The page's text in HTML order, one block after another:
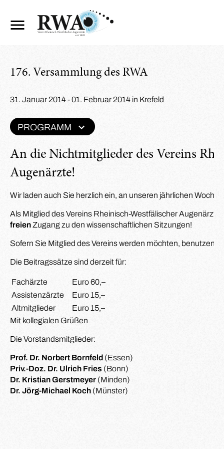
176. Versammlung des RWA
An die Nichtmitglieder des Vereins
Augenärzte!
Wir laden auch Sie herzlich ein, an unseren jährlichen
Als Mitglied des Vereins Rheinisch-Westfälischer
freien Zugang zu den wissenschaftlichen Sitzungen!
Sofern Sie Mitglied des Vereins werden möchten, benutzen
Die Beitragssätze sind derzeit für:
Fachärzte
Euro 60,–
Assistenzärzte
Euro 15,–
Altmitglieder
Euro 15,–
Mit kollegialen Grüßen
Die Vorstandsmitglieder:
Prof. Dr. Norbert Bornfeld (Essen)
Priv.-Doz. Dr. Ulrich Fries (Bonn)
Dr. Kristian Gerstmeyer (Minden)
Dr. Jörg-Michael Koch (Münster)
31. Januar 2014 - 01. Februar 2014 in Krefeld
PROGRAMM